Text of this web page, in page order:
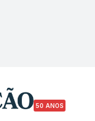
50 ANOS